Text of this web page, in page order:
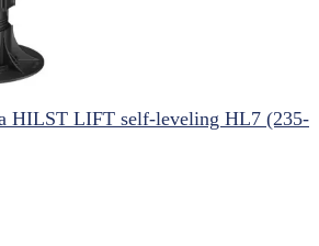
HILST LIFT self-leveling HL7 (235-